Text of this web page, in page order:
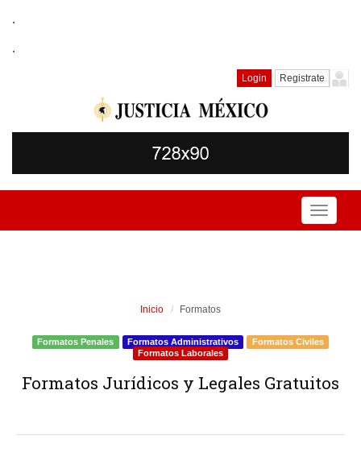
.
.
Login Registrate
Toggle
Inicio Formatos
Formatos Penales Formatos Administrativos
Formatos Civiles
Formatos Laborales
Formatos Jurídicos y Legales Gratuitos